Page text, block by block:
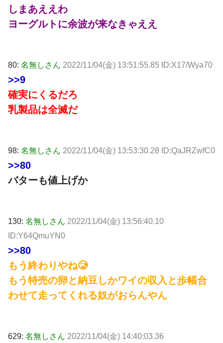
しまあええわ
ヨーグルトに余波が来なきゃええ
80: 名無しさん 2022/11/04(金) 13:51:55.85 ID:X17/Wya70
>>9
確実にくるだろ
乳製品は全滅だ
98: 名無しさん 2022/11/04(金) 13:53:30.28 ID:QaJRZwfC0
>>80
バターも値上げか
130: 名無しさん 2022/11/04(金) 13:56:40.10
ID:Y64QmuYN0
>>80
もう終わりやね🥲
もう特売の卵と納豆しかワイの収入と歩幅合
わせて走ってくれる奴がおらんやん
629: 名無しさん 2022/11/04(金) 14:40:03.36